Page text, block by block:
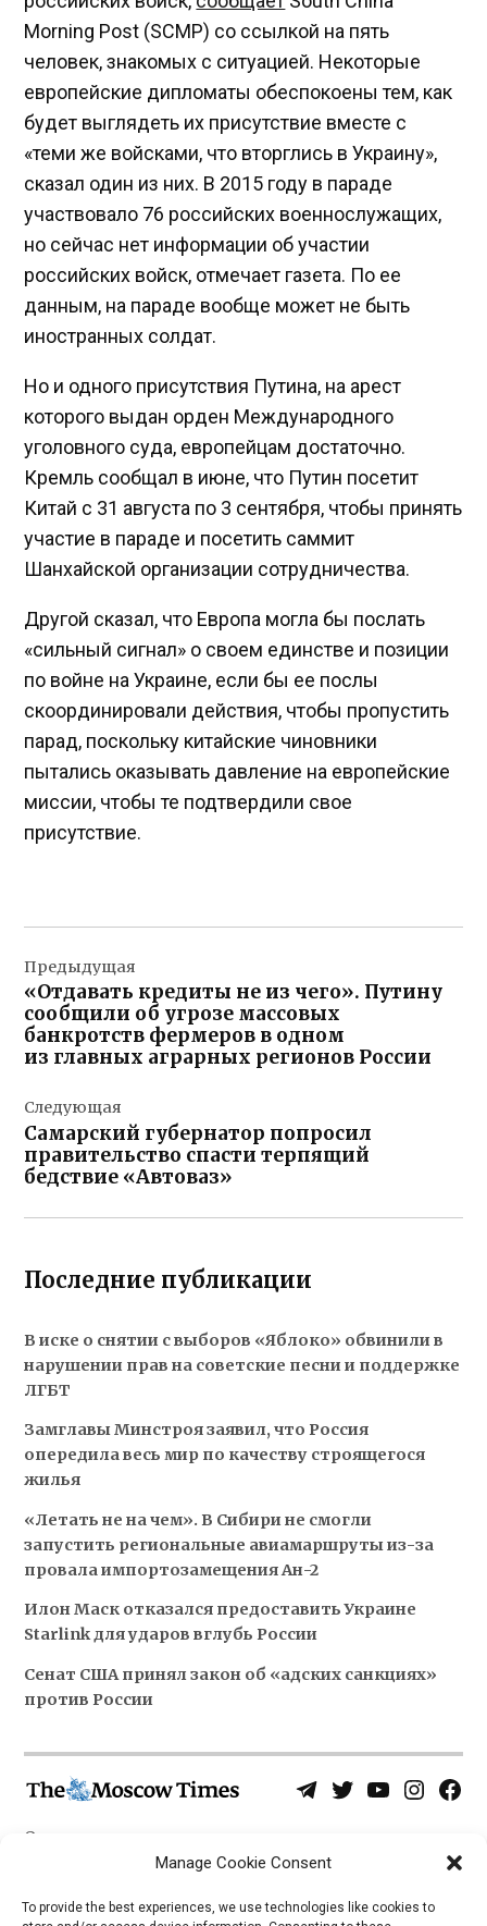
Manage Cookie Consent
To provide the best experiences, we use technologies like cookies to
Morning Post (SCMP) со ссылкой на пять
человек, знакомых с ситуацией. Некоторые
европейские дипломаты обеспокоены тем, как
будет выглядеть их присутствие вместе с
«теми же войсками, что вторглись в Украину»,
сказал один из них. В 2015 году в параде
участвовало 76 российских военнослужащих,
но сейчас нет информации об участии
российских войск, отмечает газета. По ее
данным, на параде вообще может не быть
иностранных солдат.
Но и одного присутствия Путина, на арест
которого выдан орден Международного
уголовного суда, европейцам достаточно.
Кремль сообщал в июне, что Путин посетит
Китай с 31 августа по 3 сентября, чтобы принять
участие в параде и посетить саммит
Шанхайской организации сотрудничества.
Другой сказал, что Европа могла бы послать
«сильный сигнал» о своем единстве и позиции
по войне на Украине, если бы ее послы
скоординировали действия, чтобы пропустить
парад, поскольку китайские чиновники
пытались оказывать давление на европейские
миссии, чтобы те подтвердили свое
присутствие.
по
записям
Предыдущая
«Отдавать кредиты не из чего». Путину
сообщили об угрозе массовых
банкротств фермеров в одном
из главных аграрных регионов России
Следующая
Самарский губернатор попросил
правительство спасти терпящий
бедствие «Автоваз»
Последние публикации
В иске о снятии с выборов «Яблоко» обвинили в
нарушении прав на советские песни и поддержке
ЛГБТ
Замглавы Минстроя заявил, что Россия
опередила весь мир по качеству строящегося
жилья
«Летать не на чем». В Сибири не смогли
запустить региональные авиамаршруты из-за
провала импортозамещения Ан-2
Илон Маск отказался предоставить Украине
Starlink для ударов вглубь России
Сенат США принял закон об «адских санкциях»
против России
Telegram
TwitterYouTubeInstagram
О нас
Политика конфиденциальности